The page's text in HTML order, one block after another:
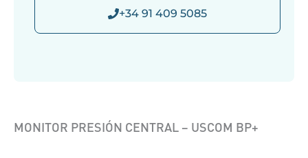
+34 91 409 5085
MONITOR PRESIÓN CENTRAL – USCOM BP+